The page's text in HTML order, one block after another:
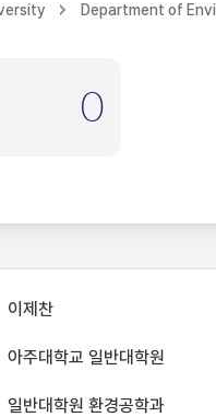
Department of
0
이제찬
아주대학교 일반대학원
일반대학원 환경공학과